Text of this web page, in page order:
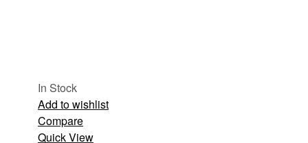
In Stock
Add to wishlist
Compare
Quick View